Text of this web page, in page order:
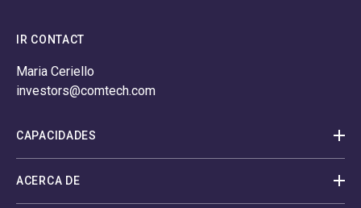
IR CONTACT
Maria Ceriello
investors@comtech.com
CAPACIDADES
ACERCA DE